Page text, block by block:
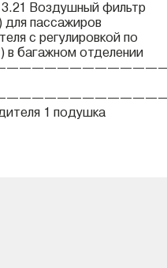
Воздушный фильтр
для пассажиров
с регулировкой по
в багажном отделении
1 подушка